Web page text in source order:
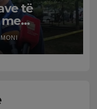
të
i
i
të